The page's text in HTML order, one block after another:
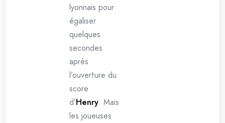
lyonnais pour
égaliser
quelques
secondes
après
l’ouverture du
score
d’Henry. Mais
les joueuses